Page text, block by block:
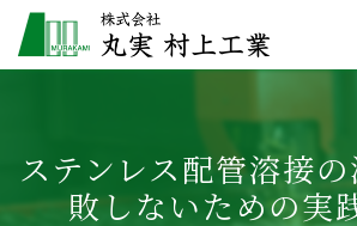
ステンレス配管溶接
敗しないための実